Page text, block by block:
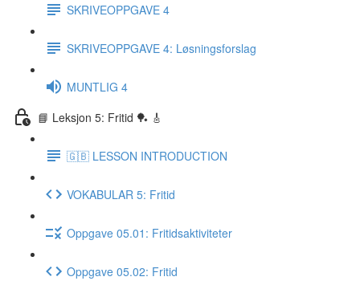
SKRIVEOPPGAVE 4
SKRIVEOPPGAVE 4: Løsningsforslag
MUNTLIG 4
📘 Leksjon 5: Fritid 🏓 🎸
🇬🇧 LESSON INTRODUCTION
VOKABULAR 5: Fritid
Oppgave 05.01: Fritidsaktiviteter
Oppgave 05.02: Fritid